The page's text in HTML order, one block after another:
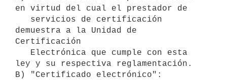
en virtud del cual el prestador de
demuestra a la Unidad de
Certificación
ley y su respectiva reglamentación.
B) "Certificado electrónico":